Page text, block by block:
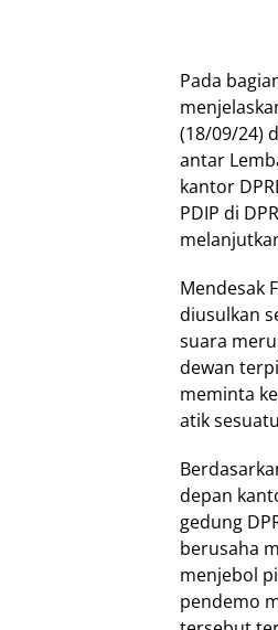
Pada
(18/09/24)
antar
kantor
PDIP di
Mendesak
diusulkan
suara
dewan
meminta
atik
depan
gedung
berusaha
menjebol
pendemo